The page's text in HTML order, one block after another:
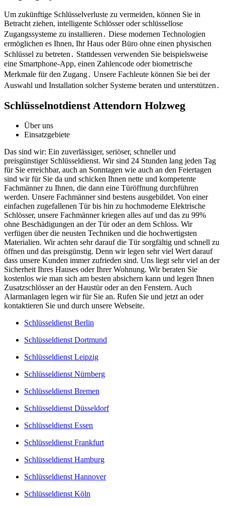
Um zukünftige Schlüsselverluste zu vermeiden, können Sie in
Betracht ziehen, intelligente Schlösser oder schlüssellose
Zugangssysteme zu installieren․ Diese modernen Technologien
ermöglichen es Ihnen, Ihr Haus oder Büro ohne einen physischen
Schlüssel zu betreten․ Stattdessen verwenden Sie beispielsweise
eine Smartphone-App, einen Zahlencode oder biometrische
Merkmale für den Zugang․ Unsere Fachleute können Sie bei der
Auswahl und Installation solcher Systeme beraten und unterstützen․
Schlüsselnotdienst Attendorn Holzweg
Über uns
Einsatzgebiete
Das sind wir: Ein zuverlässiger, seriöser, schneller und
preisgünstiger Schlüsseldienst. Wir sind 24 Stunden lang jeden Tag
für Sie erreichbar, auch an Sonntagen wie auch an den Feiertagen
sind wir für Sie da und schicken Ihnen nette und kompetente
Fachmänner zu Ihnen, die dann eine Türöffnung durchführen
werden. Unsere Fachmänner sind bestens ausgebildet. Von einer
einfachen zugefallenen Tür bis hin zu hochmoderne Elektrische
Schlösser, unsere Fachmänner kriegen alles auf und das zu 99%
ohne Beschädigungen an der Tür oder an dem Schloss. Wir
verfügen über die neusten Techniken und die hochwertigsten
Materialien. Wir achten sehr darauf die Tür sorgfältig und schnell zu
öffnen und das preisgünstig. Denn wir legen sehr viel Wert darauf
dass unsere Kunden immer zufrieden sind. Uns liegt sehr viel an der
Sicherheit Ihres Hauses oder Ihrer Wohnung. Wir beraten Sie
kostenlos wie man sich am besten absichern kann und legen Ihnen
Zusatzschlösser an der Haustür oder an den Fenstern. Auch
Alarmanlagen legen wir für Sie an. Rufen Sie und jetzt an oder
kontaktieren Sie und durch unsere Webseite.
Schlüsseldienst Berlin
Schlüsseldienst Dortmund
Schlüsseldienst Leipzig
Schlüsseldienst Nürnberg
Schlüsseldienst Bremen
Schlüsseldienst Düsseldorf
Schlüsseldienst Essen
Schlüsseldienst Frankfurt
Schlüsseldienst Hamburg
Schlüsseldienst Hannover
Schlüsseldienst Köln